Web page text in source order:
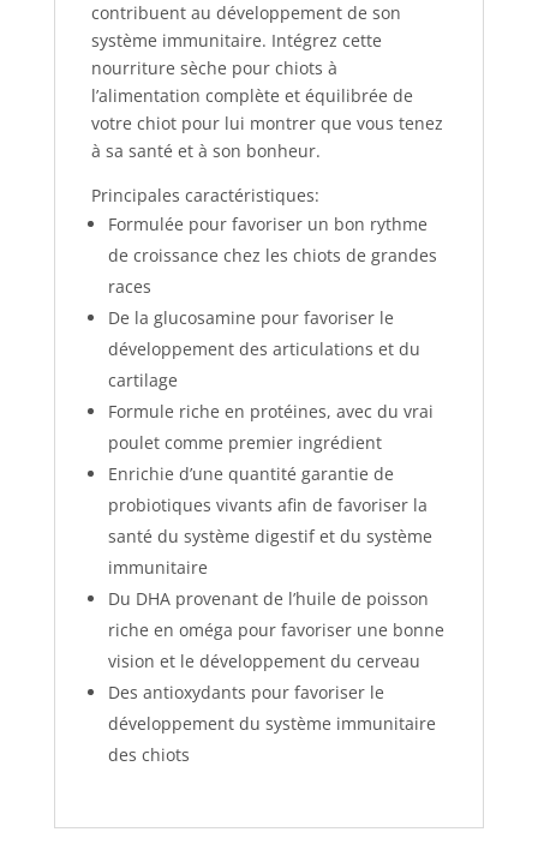
contribuent au développement de son
système immunitaire. Intégrez cette
nourriture sèche pour chiots à
l’alimentation complète et équilibrée de
votre chiot pour lui montrer que vous tenez
à sa santé et à son bonheur.
Principales caractéristiques:
Formulée pour favoriser un bon rythme
de croissance chez les chiots de grandes
races
De la glucosamine pour favoriser le
développement des articulations et du
cartilage
Formule riche en protéines, avec du vrai
poulet comme premier ingrédient
Enrichie d’une quantité garantie de
probiotiques vivants afin de favoriser la
santé du système digestif et du système
immunitaire
Du DHA provenant de l’huile de poisson
riche en oméga pour favoriser une bonne
vision et le développement du cerveau
Des antioxydants pour favoriser le
développement du système immunitaire
des chiots